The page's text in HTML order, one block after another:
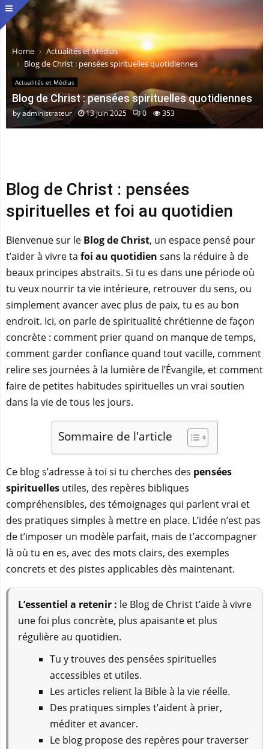
Home
Actualités et Médias
Blog de Christ : pensées spirituelles quotidiennes
Actualités et Médias
Blog de Christ : pensées spirituelles quotidiennes
byadministrateur 13 juin 2025 0 353
Blog de Christ : pensées
spirituelles et foi au quotidien
Bienvenue sur le Blog de Christ, un espace pensé pour
t’aider à vivre ta foi au quotidien sans la réduire à de
beaux principes abstraits. Si tu es dans une période où
tu veux nourrir ta vie intérieure, retrouver du sens, ou
simplement avancer avec plus de paix, tu es au bon
endroit. Ici, on parle de spiritualité chrétienne de façon
concrète : comment prier quand on manque de temps,
comment garder confiance quand tout vacille, comment
relire ses journées à la lumière de l’Évangile, et comment
faire de petites habitudes spirituelles un vrai soutien
dans la vie de tous les jours.
Sommaire de l'article
Ce blog s’adresse à toi si tu cherches des pensées
spirituelles utiles, des repères bibliques
compréhensibles, des témoignages qui parlent vrai et
des pratiques simples à mettre en place. L’idée n’est pas
de t’imposer un modèle parfait, mais de t’accompagner
là où tu en es, avec des mots clairs, des exemples
concrets et des pistes applicables dès maintenant.
L’essentiel a retenir : le Blog de Christ t’aide à vivre
une foi plus concrète, plus apaisante et plus
régulière au quotidien.
Tu y trouves des pensées spirituelles
accessibles et utiles.
Les articles relient la Bible à la vie réelle.
Des pratiques simples t’aident à prier,
méditer et avancer.
Le blog propose des repères pour traverser